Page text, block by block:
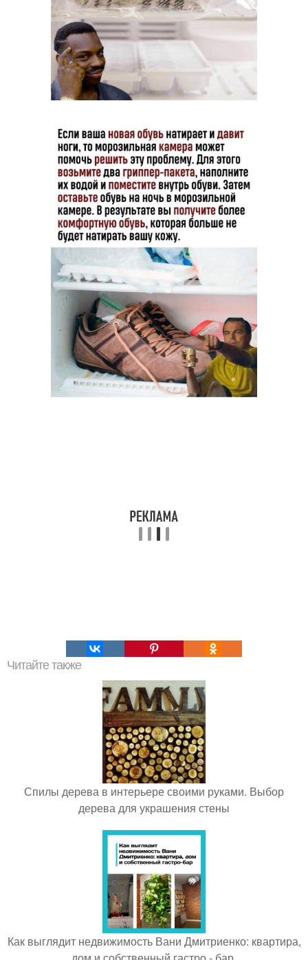
Читайте также
Спилы дерева в интерьере своими руками. Выбор
дерева для украшения стены
Как выглядит недвижимость Вани Дмитриенко: квартира,